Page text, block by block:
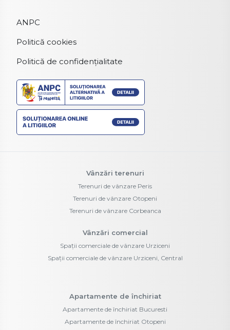
ANPC
Politică cookies
Politică de confidențialitate
Vânzări terenuri
Terenuri de vânzare Peris
Terenuri de vânzare Otopeni
Terenuri de vânzare Corbeanca
Vânzări comercial
Spații comerciale de vânzare Urziceni
Spații comerciale de vânzare Urziceni, Central
Apartamente de închiriat
Apartamente de închiriat Bucuresti
Apartamente de închiriat Otopeni